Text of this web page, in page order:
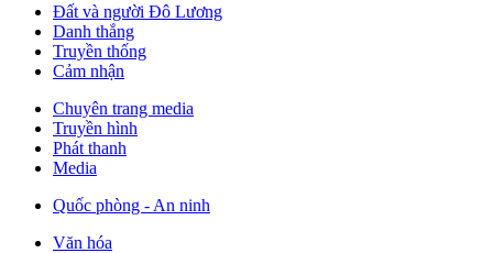
Đất và người Đô Lương
Danh thắng
Truyền thống
Cảm nhận
Chuyên trang media
Truyền hình
Phát thanh
Media
Quốc phòng - An ninh
Văn hóa